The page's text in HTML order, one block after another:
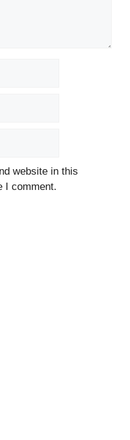
website in this
I comment.